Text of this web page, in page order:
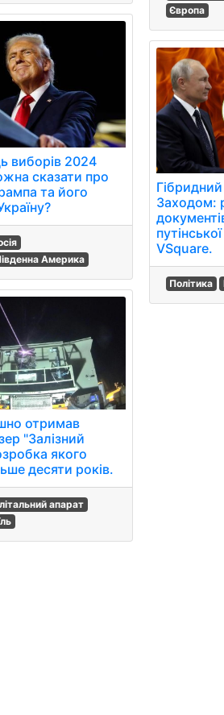
виборів 2024
сказати про
та його
Америка
отримав
"Залізний
якого
десяти років.
апарат
Європа
Гібридний
Заходом:
VSquare.
Політика